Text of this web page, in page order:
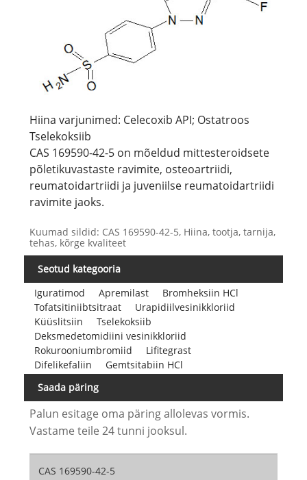
Hiina varjunimed: Celecoxib API; Ostatroos
Tselekoksiib
CAS 169590-42-5 on mõeldud mittesteroidsete
põletikuvastaste ravimite, osteoartriidi,
reumatoidartriidi ja juveniilse reumatoidartriidi
ravimite jaoks.
Kuumad sildid: CAS 169590-42-5, Hiina, tootja, tarnija,
tehas, kõrge kvaliteet
Seotud kategooria
Iguratimod
Apremilast
Bromheksiin HCl
Tofatsitiniibtsitraat
Urapidiilvesinikkloriid
Küüslitsiin
Tselekoksiib
Deksmedetomidiini vesinikkloriid
Rokurooniumbromiid
Lifitegrast
Difelikefaliin
Gemtsitabiin HCl
Saada päring
Palun esitage oma päring allolevas vormis.
Vastame teile 24 tunni jooksul.